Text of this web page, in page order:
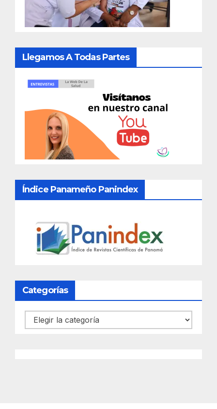
Llegamos A Todas Partes
Índice Panameño Panindex
Categorías
Categorías